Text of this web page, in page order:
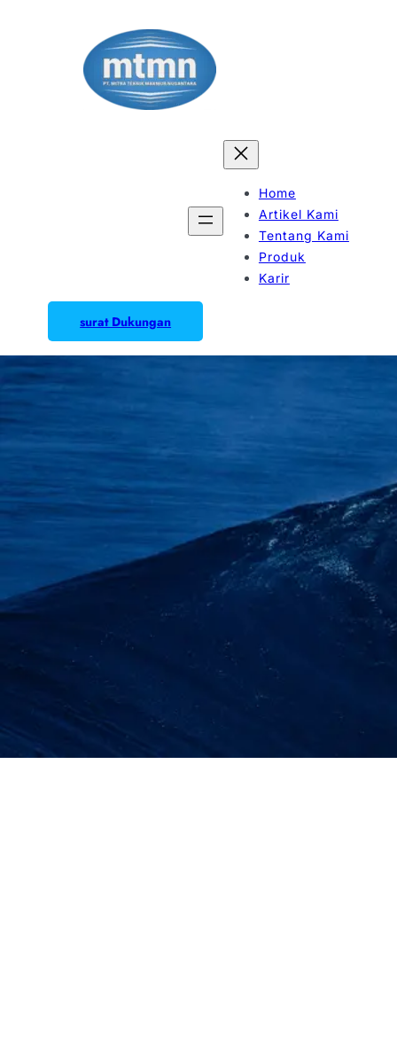
Home
Artikel Kami
Tentang Kami
Produk
Karir
surat Dukungan